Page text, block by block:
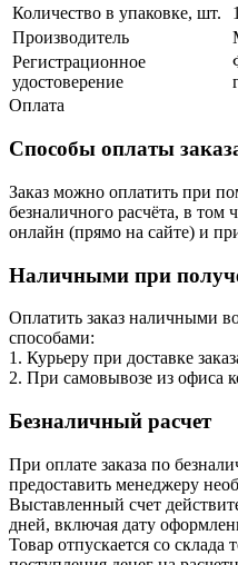
Количество в упаковке, шт.
Производитель
Регистрационное
удостоверение
Оплата
Способы оплаты
Заказ можно оплатить при
безналичного расчёта, в том
онлайн (прямо на сайте) и
Наличными при
Оплатить заказ наличными
способами:
1. Курьеру при доставке
2. При самовывозе из офиса
Безналичный расчет
При оплате заказа по
предоставить менеджеру
Выставленный счет
дней, включая дату
Товар отпускается со склада